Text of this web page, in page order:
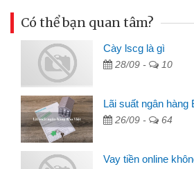
Có thể bạn quan tâm?
Cày lscg là gì
28/09 - 10
Lãi suất ngân hàng
26/09 - 64
Vay tiền online